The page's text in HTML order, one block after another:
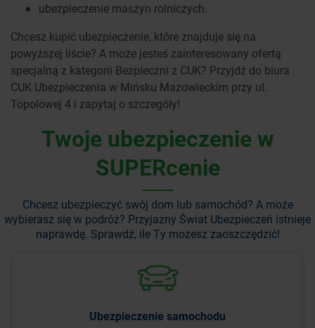
ubezpieczenie maszyn rolniczych.
Chcesz kupić ubezpieczenie, które znajduje się na
powyższej liście? A może jesteś zainteresowany ofertą
specjalną z kategorii Bezpieczni z CUK? Przyjdź do biura
CUK Ubezpieczenia w Mińsku Mazowieckim przy ul.
Topolowej 4 i zapytaj o szczegóły!
Twoje ubezpieczenie w
SUPERcenie
Chcesz ubezpieczyć swój dom lub samochód? A może
wybierasz się w podróż? Przyjazny Świat Ubezpieczeń istnieje
naprawdę. Sprawdź, ile Ty możesz zaoszczędzić!
Ubezpieczenie samochodu